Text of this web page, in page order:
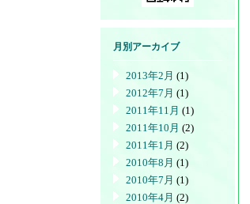
月別アーカイブ
2013年2月 (1)
2012年7月 (1)
2011年11月 (1)
2011年10月 (2)
2011年1月 (2)
2010年8月 (1)
2010年7月 (1)
2010年4月 (2)